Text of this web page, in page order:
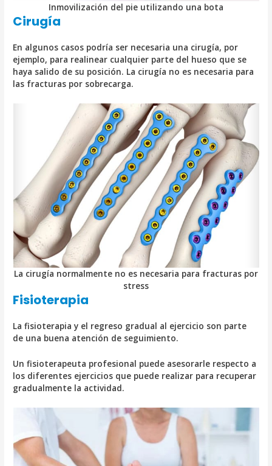
Inmovilización del pie utilizando una bota
Cirugía
En algunos casos podría ser necesaria una cirugía, por
ejemplo, para realinear cualquier parte del hueso que se
haya salido de su posición. La cirugía no es necesaria para
las fracturas por sobrecarga.
La cirugía normalmente no es necesaria para fracturas por
stress
Fisioterapia
La fisioterapia y el regreso gradual al ejercicio son parte
de una buena atención de seguimiento.
Un fisioterapeuta profesional puede asesorarle respecto a
los diferentes ejercicios que puede realizar para recuperar
gradualmente la actividad.